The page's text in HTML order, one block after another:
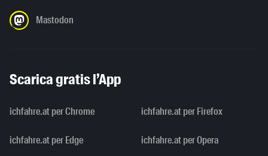
Mastodon
Scarica gratis l’App
ichfahre.at per Chrome ichfahre.at per Firefox
ichfahre.at per Edge ichfahre.at per Opera